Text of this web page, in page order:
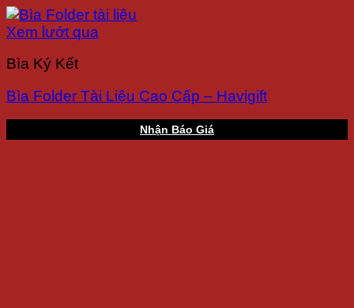
Xem lướt qua
Bìa Ký Kết
Bìa Folder Tài Liệu Cao Cấp – Havigift
Nhận Báo Giá